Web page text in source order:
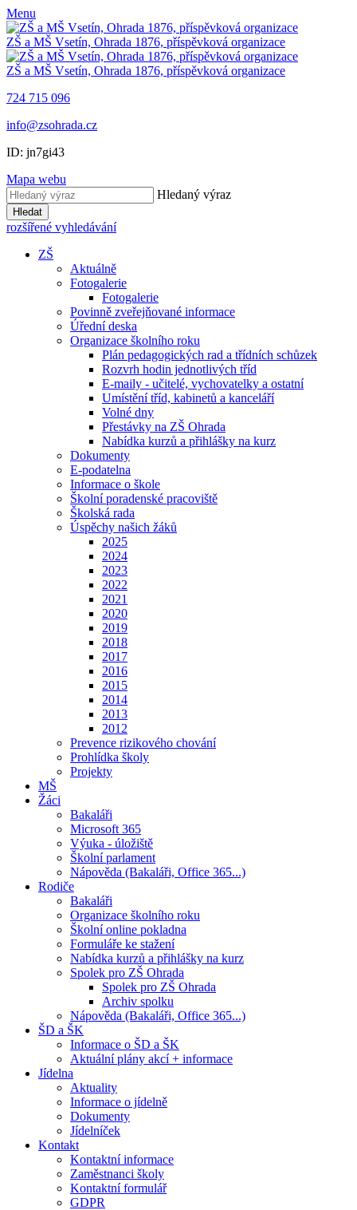
Menu
ZŠ a MŠ Vsetín, Ohrada 1876, příspěvková organizace
ZŠ a MŠ Vsetín, Ohrada 1876, příspěvková organizace
724 715 096
info@zsohrada.cz
ID: jn7gi43
Mapa webu
Hledaný výraz
Hledat
rozšířené vyhledávání
ZŠ
Aktuálně
Fotogalerie
Fotogalerie
Povinně zveřejňované informace
Úřední deska
Organizace školního roku
Plán pedagogických rad a třídních schůzek
Rozvrh hodin jednotlivých tříd
E-maily - učitelé, vychovatelky a ostatní
Umístění tříd, kabinetů a kanceláří
Volné dny
Přestávky na ZŠ Ohrada
Nabídka kurzů a přihlášky na kurz
Dokumenty
E-podatelna
Informace o škole
Školní poradenské pracoviště
Školská rada
Úspěchy našich žáků
2025
2024
2023
2022
2021
2020
2019
2018
2017
2016
2015
2014
2013
2012
Prevence rizikového chování
Prohlídka školy
Projekty
MŠ
Žáci
Bakaláři
Microsoft 365
Výuka - úložiště
Školní parlament
Nápověda (Bakaláři, Office 365...)
Rodiče
Bakaláři
Organizace školního roku
Školní online pokladna
Formuláře ke stažení
Nabídka kurzů a přihlášky na kurz
Spolek pro ZŠ Ohrada
Spolek pro ZŠ Ohrada
Archiv spolku
Nápověda (Bakaláři, Office 365...)
ŠD a ŠK
Informace o ŠD a ŠK
Aktuální plány akcí + informace
Jídelna
Aktuality
Informace o jídelně
Dokumenty
Jídelníček
Kontakt
Kontaktní informace
Zaměstnanci školy
Kontaktní formulář
GDPR